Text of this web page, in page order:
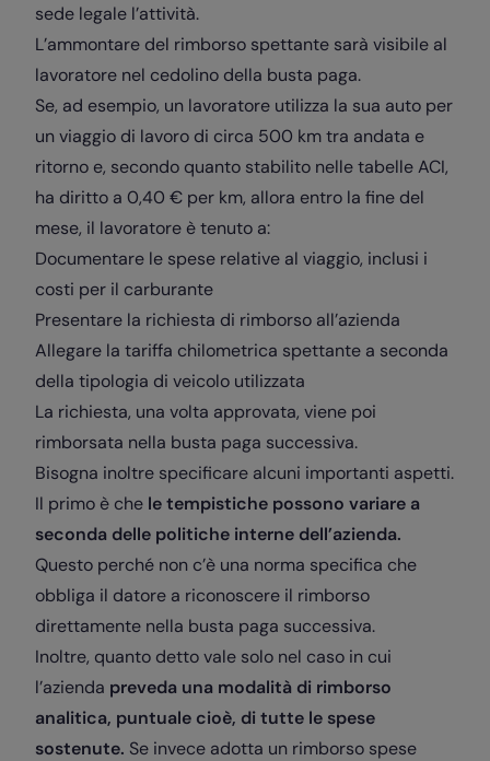
sede legale l’attività.
L’ammontare del rimborso spettante sarà visibile al
lavoratore nel cedolino della busta paga.
Se, ad esempio, un lavoratore utilizza la sua auto per
un viaggio di lavoro di circa 500 km tra andata e
ritorno e, secondo quanto stabilito nelle tabelle ACI,
ha diritto a 0,40 € per km, allora entro la fine del
mese, il lavoratore è tenuto a:
Documentare le spese relative al viaggio, inclusi i
costi per il carburante
Presentare la richiesta di rimborso all’azienda
Allegare la tariffa chilometrica spettante a seconda
della tipologia di veicolo utilizzata
La richiesta, una volta approvata, viene poi
rimborsata nella busta paga successiva.
Bisogna inoltre specificare alcuni importanti aspetti.
Il primo è che le tempistiche possono variare a
seconda delle politiche interne dell’azienda.
Questo perché non c’è una norma specifica che
obbliga il datore a riconoscere il rimborso
direttamente nella busta paga successiva.
Inoltre, quanto detto vale solo nel caso in cui
l’azienda preveda una modalità di rimborso
analitica, puntuale cioè, di tutte le spese
sostenute. Se invece adotta un rimborso spese